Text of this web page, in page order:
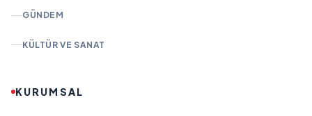
GÜNDEM
KÜLTÜR VE SANAT
KURUMSAL